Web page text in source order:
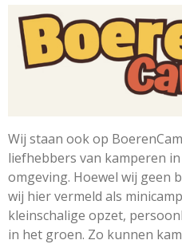
Wij staan ook op
liefhebbers van kamperen
omgeving. Hoewel wij geen
wij hier vermeld als
kleinschalige opzet,
in het groen. Zo kunnen